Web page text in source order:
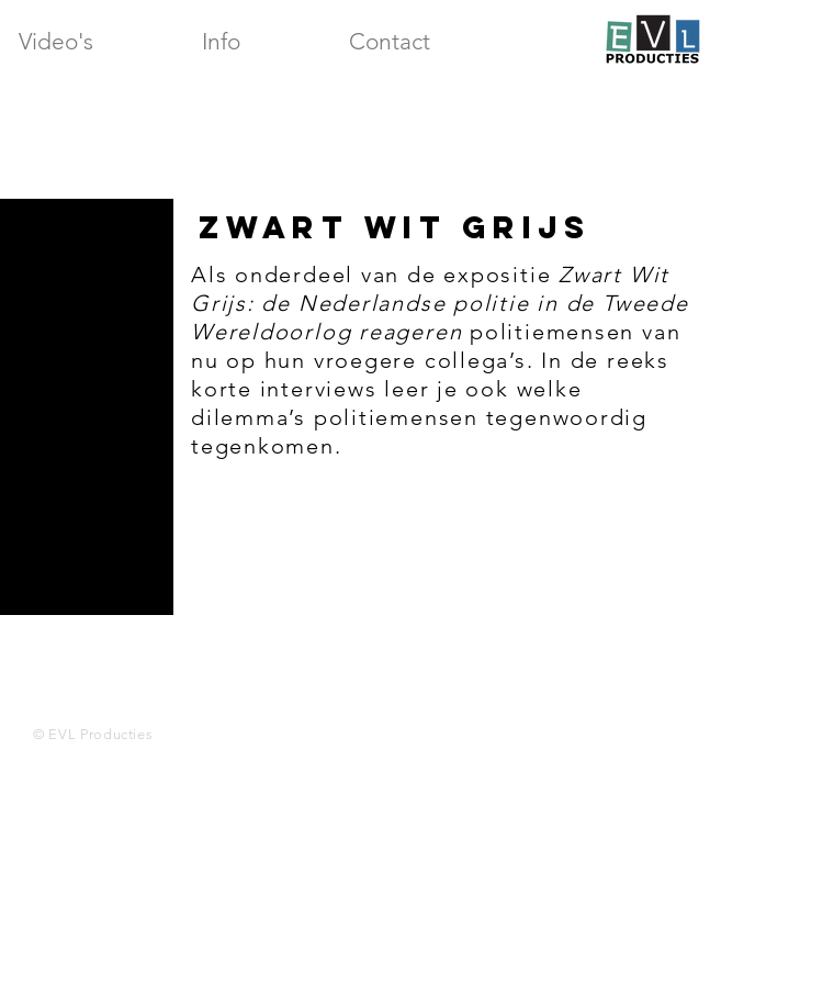
Video's Info Contact
ZWART WIT GRIJS
Als onderdeel van de expositieZwart Wit
Grijs: de Nederlandse politie in de Tweede
Wereldoorlog reageren politiemensen van
nu op hun vroegere collega’s. In de reeks
korte interviews leer je ook welke
dilemma’s politiemensen tegenwoordig
tegenkomen.
© EVL Producties